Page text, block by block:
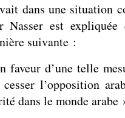
dans une situation
est expliquée
suivante :
faveur d’une telle
l’opposition
dans le monde arabe